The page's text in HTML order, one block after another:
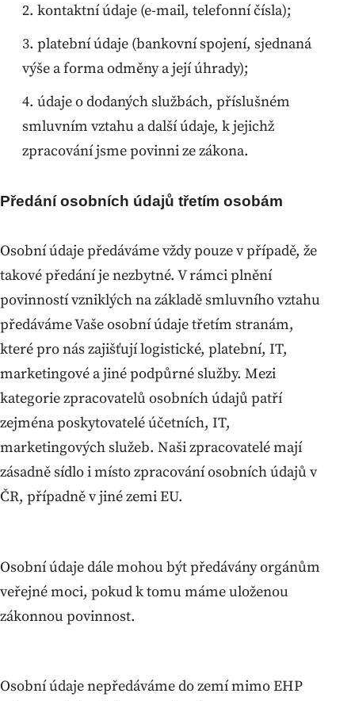
kontaktní údaje (e-mail, telefonní čísla);
platební údaje (bankovní spojení, sjednaná
výše a forma odměny a její úhrady);
údaje o dodaných službách, příslušném
smluvním vztahu a další údaje, k jejichž
zpracování jsme povinni ze zákona.
Předání osobních údajů třetím osobám
Osobní údaje předáváme vždy pouze v případě, že
takové předání je nezbytné. V rámci plnění
povinností vzniklých na základě smluvního vztahu
předáváme Vaše osobní údaje třetím stranám,
které pro nás zajišťují logistické, platební, IT,
marketingové a jiné podpůrné služby. Mezi
kategorie zpracovatelů osobních údajů patří
zejména poskytovatelé účetních, IT,
marketingových služeb. Naši zpracovatelé mají
zásadně sídlo i místo zpracování osobních údajů v
ČR, případně v jiné zemi EU.
Osobní údaje dále mohou být předávány orgánům
veřejné moci, pokud k tomu máme uloženou
zákonnou povinnost.
Osobní údaje nepředáváme do zemí mimo EHP